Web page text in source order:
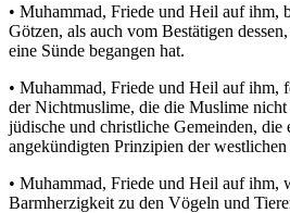
• Muhammad, Friede und Heil auf ihm,
Götzen, als auch vom Bestätigen
eine Sünde begangen hat.
• Muhammad, Friede und Heil auf ihm,
der Nichtmuslime, die die Muslime nicht
jüdische und christliche Gemeinden, die
angekündigten Prinzipien der
• Muhammad, Friede und Heil auf ihm,
Barmherzigkeit zu den Vögeln und